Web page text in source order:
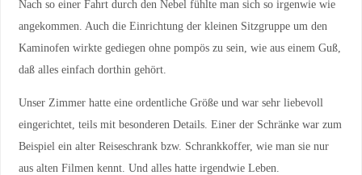
Nach so einer Fahrt durch den Nebel fühlte man sich so irgenwie wie
angekommen. Auch die Einrichtung der kleinen Sitzgruppe um den
Kaminofen wirkte gediegen ohne pompös zu sein, wie aus einem Guß,
daß alles einfach dorthin gehört.
Unser Zimmer hatte eine ordentliche Größe und war sehr liebevoll
eingerichtet, teils mit besonderen Details. Einer der Schränke war zum
Beispiel ein alter Reiseschrank bzw. Schrankkoffer, wie man sie nur
aus alten Filmen kennt. Und alles hatte irgendwie Leben.